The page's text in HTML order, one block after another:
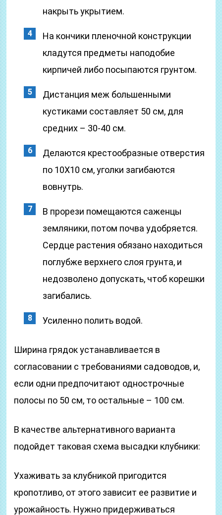
накрыть укрытием.
На кончики пленочной конструкции
кладутся предметы наподобие
кирпичей либо посыпаются грунтом.
Дистанция меж большенными
кустиками составляет 50 см, для
средних – 30-40 см.
Делаются крестообразные отверстия
по 10Х10 см, уголки загибаются
вовнутрь.
В прорези помещаются саженцы
земляники, потом почва удобряется.
Сердце растения обязано находиться
поглубже верхнего слоя грунта, и
недозволено допускать, чтоб корешки
загибались.
Усиленно полить водой.
Ширина грядок устанавливается в
согласовании с требованиями садоводов, и,
если одни предпочитают однострочные
полосы по 50 см, то остальные – 100 см.
В качестве альтернативного варианта
подойдет таковая схема высадки клубники:
Ухаживать за клубникой пригодится
кропотливо, от этого зависит ее развитие и
урожайность. Нужно придерживаться